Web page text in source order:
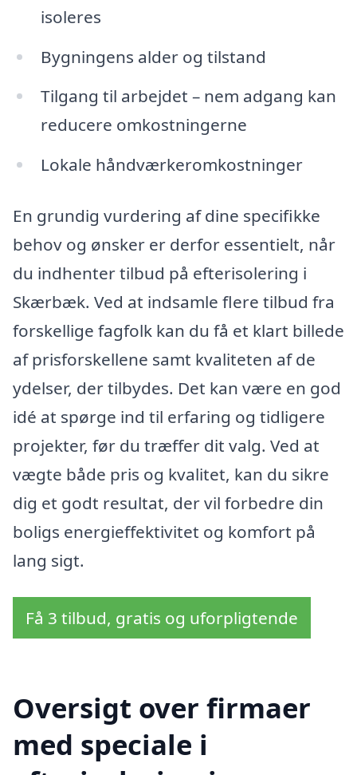
isoleres
Bygningens alder og tilstand
Tilgang til arbejdet – nem adgang kan
reducere omkostningerne
Lokale håndværkeromkostninger
En grundig vurdering af dine specifikke
behov og ønsker er derfor essentielt, når
du indhenter tilbud på efterisolering i
Skærbæk. Ved at indsamle flere tilbud fra
forskellige fagfolk kan du få et klart billede
af prisforskellene samt kvaliteten af de
ydelser, der tilbydes. Det kan være en god
idé at spørge ind til erfaring og tidligere
projekter, før du træffer dit valg. Ved at
vægte både pris og kvalitet, kan du sikre
dig et godt resultat, der vil forbedre din
boligs energieffektivitet og komfort på
lang sigt.
Få 3 tilbud, gratis og uforpligtende
Oversigt over firmaer
med speciale i